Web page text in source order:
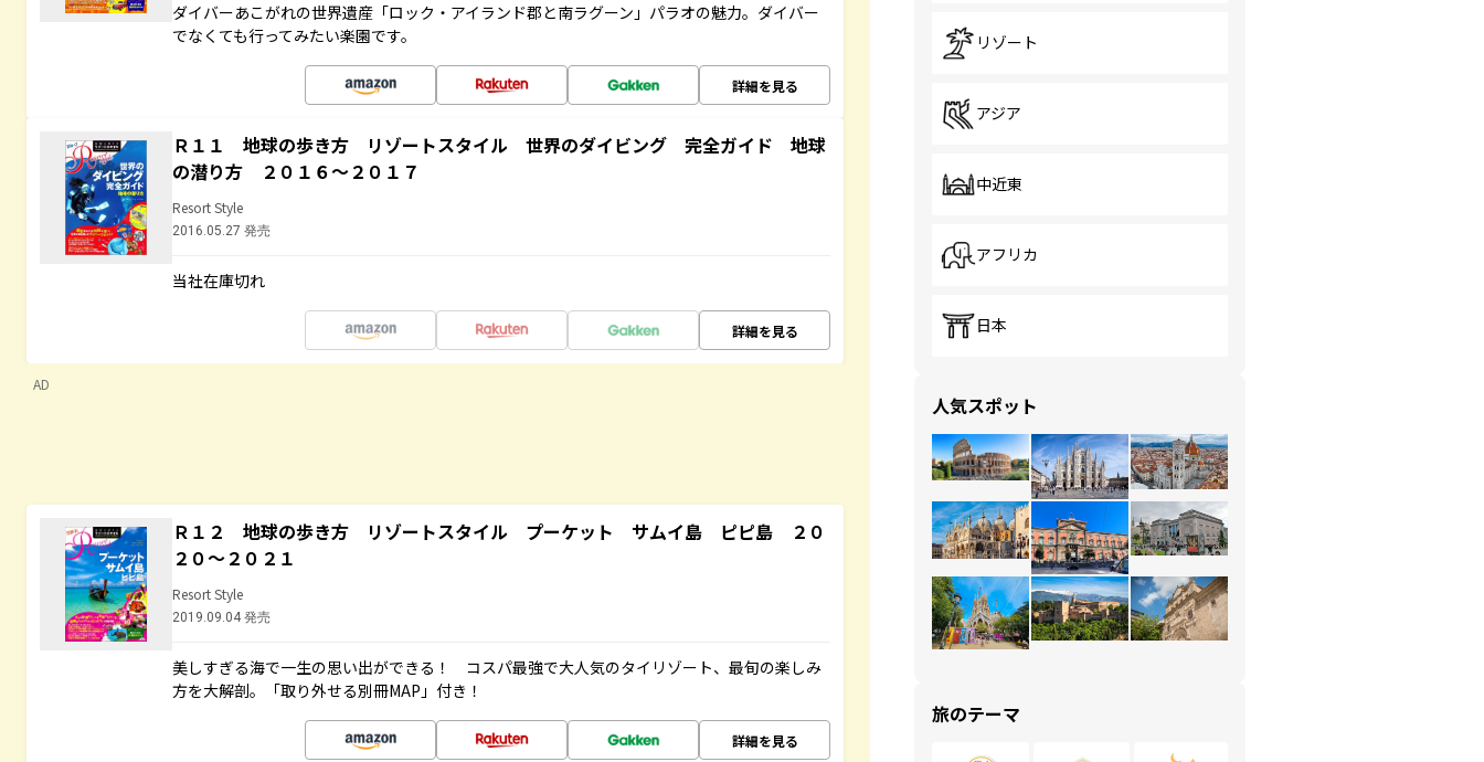
ダイバーあこがれの世界遺産「ロック・アイランド郡と南ラグーン」パラオの魅力。ダイバー
でなくても行ってみたい楽園です。
詳細を見る
Ｒ１１ 地球の歩き方 リゾートスタイル 世界のダイビング 完全ガイド 地球
の潜り方 ２０１６～２０１７
Resort Style
2016.05.27 発売
当社在庫切れ
詳細を見る
AD
Ｒ１２ 地球の歩き方 リゾートスタイル プーケット サムイ島 ピピ島 ２０
２０～２０２１
Resort Style
2019.09.04 発売
美しすぎる海で一生の思い出ができる！ コスパ最強で大人気のタイリゾート、最旬の楽しみ
方を大解剖。「取り外せる別冊MAP」付き！
詳細を見る
リゾート
アジア
中近東
アフリカ
日本
人気スポット
旅のテーマ